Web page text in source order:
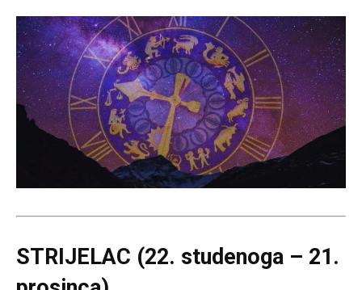
STRIJELAC (22. studenoga – 21.